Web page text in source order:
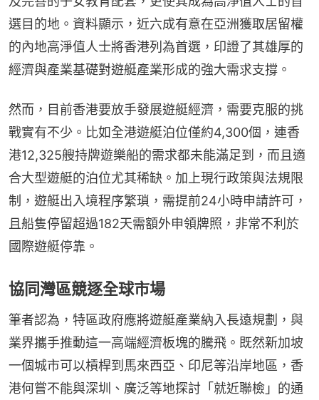
選目的地。資料顯示，近六成有意在亞洲獲取居留權
的內地高淨值人士將香港列為首選，印證了其雄厚的
經濟與產業基礎對遊艇產業形成的強大需求支撐。
然而，目前香港要放手發展遊艇經濟，需要克服的挑
戰實有不少。比如全港遊艇泊位僅約4,300個，連香
港12,325艘持牌遊樂船的需求都未能滿足到，而且適
合大型遊艇的泊位尤其稀缺。加上現行政策與法規限
制，遊艇出入境程序繁瑣，需提前24小時申請許可，
且船隻停留超過182天需額外申領牌照，非常不利於
國際遊艇停靠。
協同灣區競逐全球市場
筆者認為，特區政府應將遊艇產業納入長遠規劃，與
業界攜手推動這一高端經濟板塊的騰飛。既然新加坡
一個城市可以槓桿到馬來西亞、印尼等沿岸地區，香
港何嘗不能與深圳、廣泛等地探討「就近聯檢」的通